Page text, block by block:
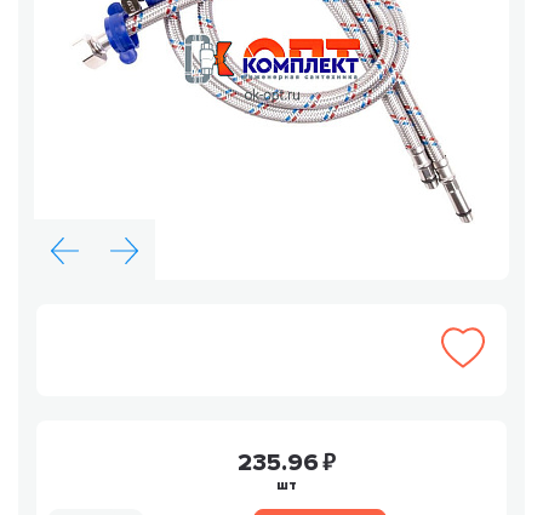
235.96
шт